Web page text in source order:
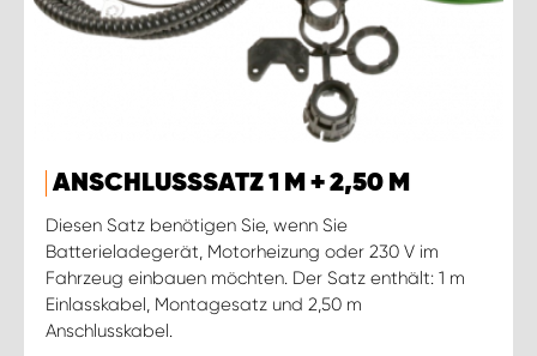
ANSCHLUSSSATZ 1 M + 2,50 M
Diesen Satz benötigen Sie, wenn Sie
Batterieladegerät, Motorheizung oder 230 V im
Fahrzeug einbauen möchten. Der Satz enthält: 1 m
Einlasskabel, Montagesatz und 2,50 m
Anschlusskabel.